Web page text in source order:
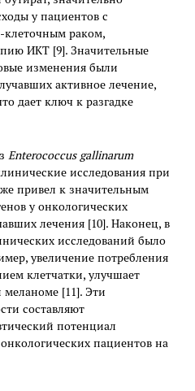
у пациентов с
клеточным раком,
ИКТ [9]. Значительные
изменения были
активное лечение,
дает ключ к разгадке
Enterococcus gallinarum
исследования при
привел к значительным
у онкологических
лечения [10]. Наконец, в
исследований было
увеличение потребления
клетчатки, улучшает
[11]. Эти
составляют
потенциал
пациентов на